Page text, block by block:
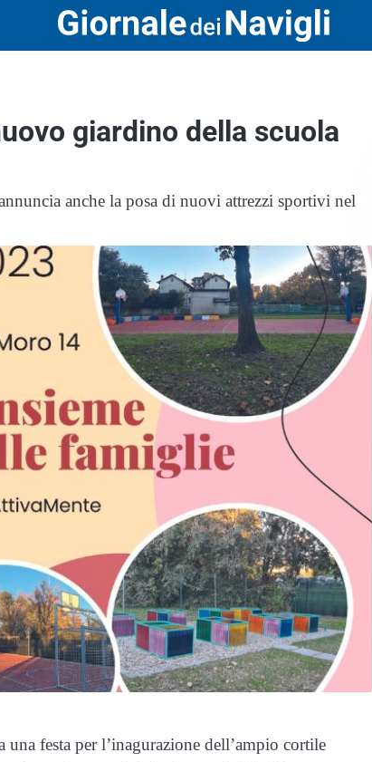
giardino della scuola
anche la posa di nuovi attrezzi sportivi nel
una festa per l’inagurazione dell’ampio cortile